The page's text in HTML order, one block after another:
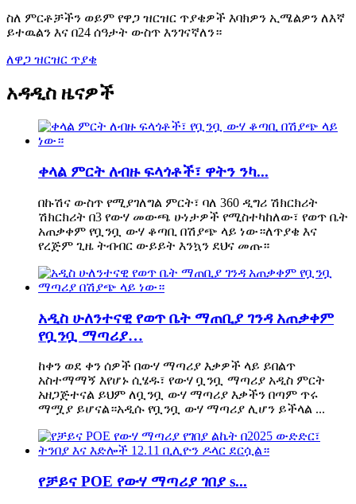
ስለ ምርቶቻችን ወይም የዋጋ ዝርዝር ጥያቄዎች እባክዎን ኢሜልዎን ለእኛ
ይተዉልን እና በ24 ሰዓታት ውስጥ እንገናኛለን።
ለዋጋ ዝርዝር ጥያቄ
አዳዲስ ዜናዎች
ቀላል ምርት ለብዙ ፍላጎቶች፣ ዋትን ንካ...
በኩሽና ውስጥ የሚያገለግል ምርት፣ ባለ 360 ዲግሪ ሽክርክሪት
ሽክርክሪት በ3 የውሃ መውጫ ሁነታዎች የሚስተካከለው፣ የወጥ ቤት
አጠቃቀም የቧንቧ ውሃ ቆጣቢ በሽያጭ ላይ ነው።ለጥያቄ እና
የረጅም ጊዜ ትብብር ውይይት እንኳን ደህና መጡ።
አዲስ ሁለንተናዊ የወጥ ቤት ማጠቢያ ገንዳ አጠቃቀም
የቧንቧ ማጣሪያ…
ከቀን ወደ ቀን ሰዎች በውሃ ማጣሪያ እቃዎች ላይ ይበልጥ
አስተማማኝ እየሆኑ ሲሄዱ፣ የውሃ ቧንቧ ማጣሪያ አዲስ ምርት
አዘጋጅተናል ይህም ለቧንቧ ውሃ ማጣሪያ እቃችን በጣም ጥሩ
ማሟያ ይሆናል።አዲሱ የቧንቧ ውሃ ማጣሪያ ሊሆን ይችላል ...
የቻይና POE የውሃ ማጣሪያ ገበያ s...